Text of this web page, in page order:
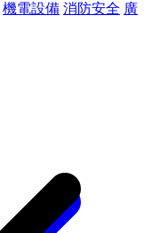
機電設備 消防安全 廣